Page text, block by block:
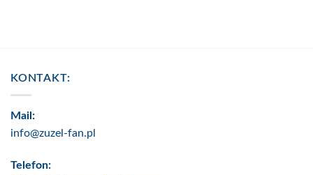
KONTAKT:
Mail:
info@zuzel-fan.pl
Telefon: